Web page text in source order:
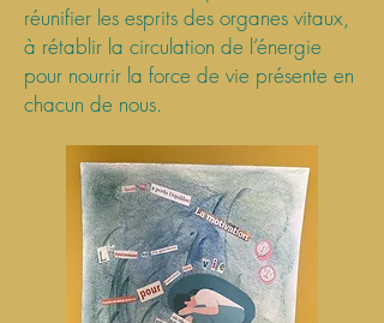
réunifier les esprits des organes vitaux,
à rétablir la circulation de l’énergie
pour nourrir la force de vie présente en
chacun de nous.